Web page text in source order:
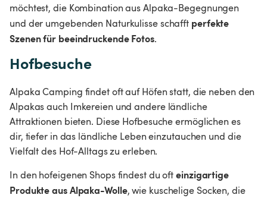
möchtest, die Kombination aus Alpaka-Begegnungen
und der umgebenden Naturkulisse schafft perfekte
Szenen für beeindruckende Fotos.
Hofbesuche
Alpaka Camping findet oft auf Höfen statt, die neben den
Alpakas auch Imkereien und andere ländliche
Attraktionen bieten. Diese Hofbesuche ermöglichen es
dir, tiefer in das ländliche Leben einzutauchen und die
Vielfalt des Hof-Alltags zu erleben.
In den hofeigenen Shops findest du oft einzigartige
Produkte aus Alpaka-Wolle, wie kuschelige Socken, die